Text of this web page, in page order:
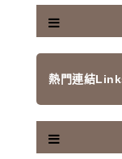
熱門連結